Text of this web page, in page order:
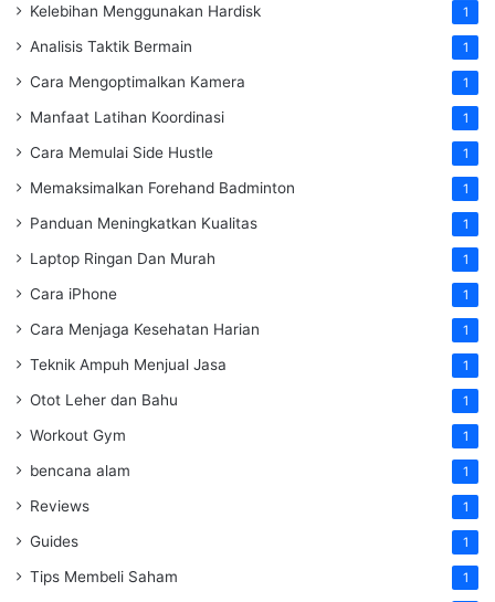
Kelebihan Menggunakan Hardisk 1
Analisis Taktik Bermain 1
Cara Mengoptimalkan Kamera 1
Manfaat Latihan Koordinasi 1
Cara Memulai Side Hustle 1
Memaksimalkan Forehand Badminton 1
Panduan Meningkatkan Kualitas 1
Laptop Ringan Dan Murah 1
Cara iPhone 1
Cara Menjaga Kesehatan Harian 1
Teknik Ampuh Menjual Jasa 1
Otot Leher dan Bahu 1
Workout Gym 1
bencana alam 1
Reviews 1
Guides 1
Tips Membeli Saham 1